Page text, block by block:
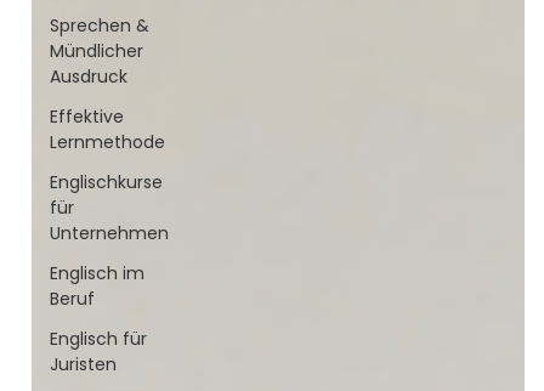
Sprechen &
Mündlicher
Ausdruck
Effektive
Lernmethode
Englischkurse
für
Unternehmen
Englisch im
Beruf
Englisch für
Juristen